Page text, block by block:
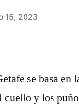
15, 2023
se basa en
cuello y los